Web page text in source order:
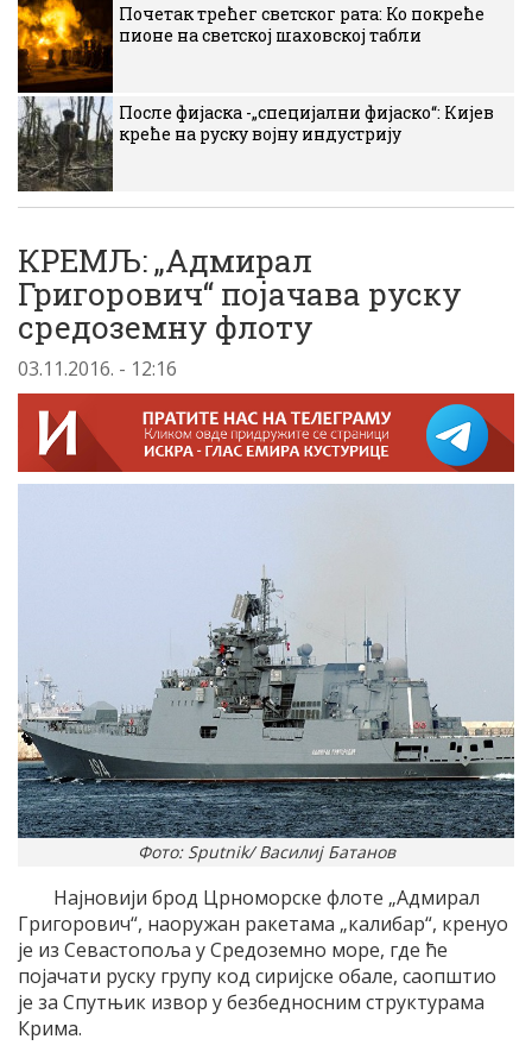
Почетак трећег светског рата: Ко покреће
пионе на светској шаховској табли
После фијаска -„специјални фијаско“: Кијев
креће на руску војну индустрију
КРЕМЉ: „Адмирал
Григорович“ појачава руску
средоземну флоту
03.11.2016. - 12:16
Фото: Sputnik/ Василиј Батанов
Најновији брод Црноморске флоте „Адмирал
Григорович“, наоружан ракетама „калибар“, кренуо
је из Севастопоља у Средоземно море, где ће
појачати руску групу код сиријске обале, саопштио
је за Спутњик извор у безбедносним структурама
Крима.